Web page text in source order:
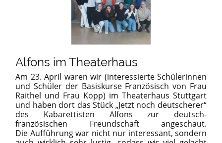
Alfons im Theaterhaus
Am 23. April waren wir (interessierte Schülerinnen
und Schüler der Basiskurse Französisch von Frau
Raithel und Frau Kopp) im Theaterhaus Stuttgart
und haben dort das Stück „Jetzt noch deutscherer“
des Kabarettisten Alfons zur deutsch-
französischen Freundschaft angeschaut.
Die Aufführung war nicht nur interessant, sondern